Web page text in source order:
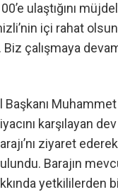
ulaştığını
içi rahat
Biz çalışmaya
Başkanı Muhammet
karşılayan
ziyaret
Barajın
yetkililerden